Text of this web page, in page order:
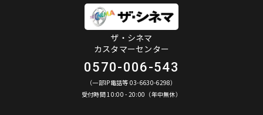
ザ・シネマ
カスタマーセンター
0570-006-543
（一部IP電話等 03-6630-6298）
受付時間 10:00 - 20:00（年中無休）